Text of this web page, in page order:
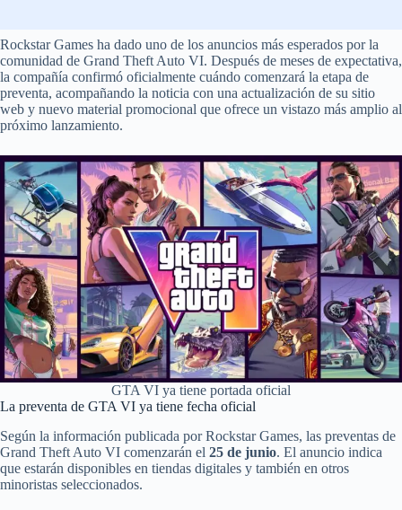
Rockstar Games ha dado uno de los anuncios más esperados por la
comunidad de Grand Theft Auto VI. Después de meses de expectativa,
la compañía confirmó oficialmente cuándo comenzará la etapa de
preventa, acompañando la noticia con una actualización de su sitio
web y nuevo material promocional que ofrece un vistazo más amplio al
próximo lanzamiento.
GTA VI ya tiene portada oficial
La preventa de GTA VI ya tiene fecha oficial
Según la información publicada por Rockstar Games, las preventas de
Grand Theft Auto VI comenzarán el 25 de junio. El anuncio indica
que estarán disponibles en tiendas digitales y también en otros
minoristas seleccionados.